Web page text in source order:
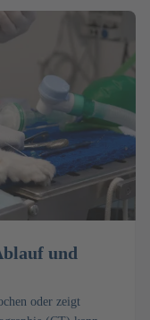
und
oder zeigt